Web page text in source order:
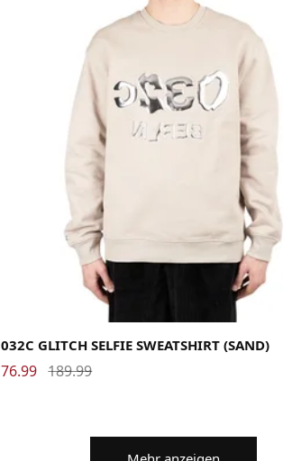
X-Large
032C GLITCH SELFIE SWEATSHIRT (SAND)
76.99 189.99